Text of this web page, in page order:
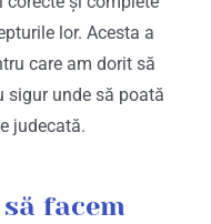
lor. Acesta a
care am dorit să
sigur unde să poată
judecată.
facem